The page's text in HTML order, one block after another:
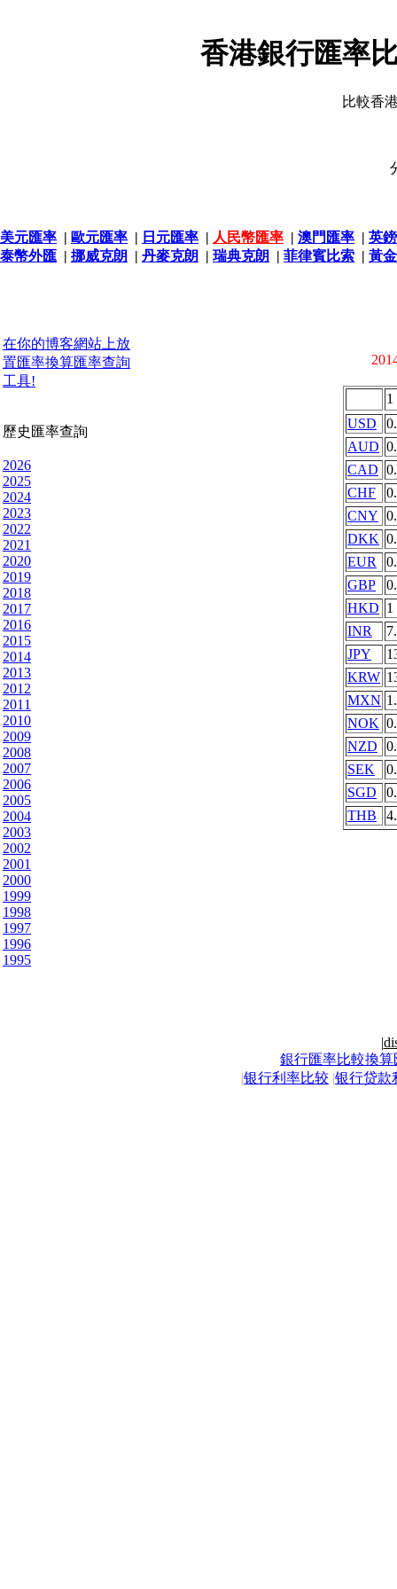
香港銀行匯率
比較香
美元匯率 | 歐元匯率 | 日元匯率 | 人民幣匯率 | 澳門匯率 | 英
泰幣外匯 | 挪威克朗 | 丹麥克朗 | 瑞典克朗 | 菲律賓比索 | 黃
在你的博客網站上放
置匯率換算匯率查詢
工具!
歷史匯率查詢
2026
2025
2024
2023
2022
2021
2020
2019
2018
2017
2016
2015
2014
2013
2012
2011
2010
2009
2008
2007
2006
2005
2004
2003
2002
2001
2000
1999
1998
1997
1996
1995
1
USD
AUD
CAD
CHF
CNY
DKK
EUR
GBP
HKD 1
INR
JPY
KRW
MXN
NOK
NZD
SEK
SGD
THB
|
銀行匯率比較換算
|银行利率比较 |银行贷款